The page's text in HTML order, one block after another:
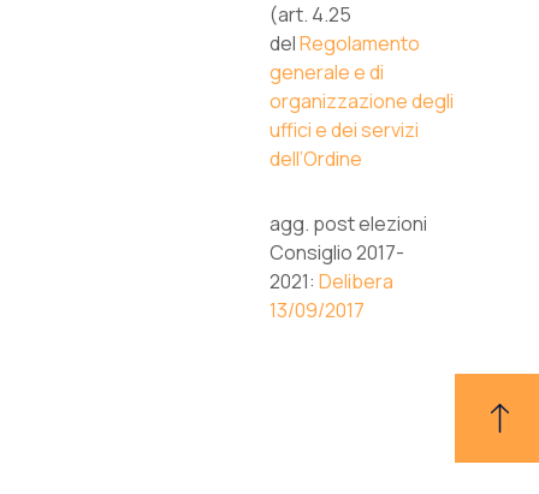
(art. 4.25
delRegolamento
generale e di
organizzazione degli
uffici e dei servizi
dell’Ordine
agg. post elezioni
Consiglio 2017-
2021: Delibera
13/09/2017